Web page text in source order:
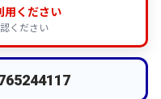
用ください
ください